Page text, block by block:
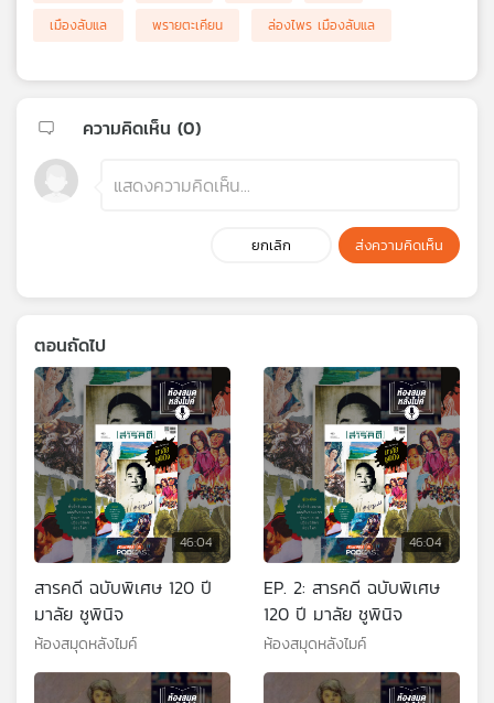
เมืองลับแล
พรายตะเคียน ล่องไพร เมืองลับแล
ความคิดเห็น (0)
ยกเลิก ส่งความคิดเห็น
ตอนถัดไป
46:04
สารคดี ฉบับพิเศษ 120 ปี
มาลัย ชูพินิจ
ห้องสมุดหลังไมค์
46:04
EP. 2: สารคดี ฉบับพิเศษ
120 ปี มาลัย ชูพินิจ
ห้องสมุดหลังไมค์